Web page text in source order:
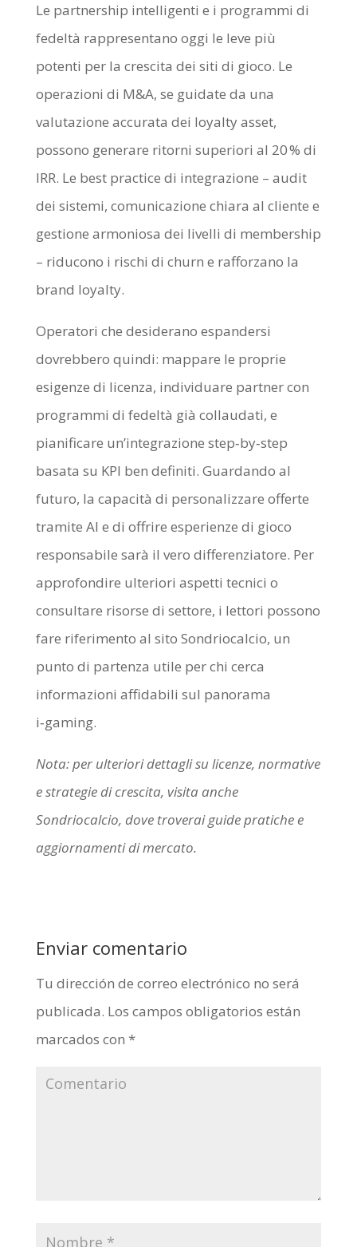
Le partnership intelligenti e i programmi di
fedeltà rappresentano oggi le leve più
potenti per la crescita dei siti di gioco. Le
operazioni di M&A, se guidate da una
valutazione accurata dei loyalty asset,
possono generare ritorni superiori al 20 % di
IRR. Le best practice di integrazione – audit
dei sistemi, comunicazione chiara al cliente e
gestione armoniosa dei livelli di membership
– riducono i rischi di churn e rafforzano la
brand loyalty.
Operatori che desiderano espandersi
dovrebbero quindi: mappare le proprie
esigenze di licenza, individuare partner con
programmi di fedeltà già collaudati, e
pianificare un’integrazione step‑by‑step
basata su KPI ben definiti. Guardando al
futuro, la capacità di personalizzare offerte
tramite AI e di offrire esperienze di gioco
responsabile sarà il vero differenziatore. Per
approfondire ulteriori aspetti tecnici o
consultare risorse di settore, i lettori possono
fare riferimento al sito Sondriocalcio, un
punto di partenza utile per chi cerca
informazioni affidabili sul panorama
i‑gaming.
Nota: per ulteriori dettagli su licenze, normative
e strategie di crescita, visita anche
Sondriocalcio, dove troverai guide pratiche e
aggiornamenti di mercato.
Enviar comentario
Tu dirección de correo electrónico no será
publicada. Los campos obligatorios están
marcados con *